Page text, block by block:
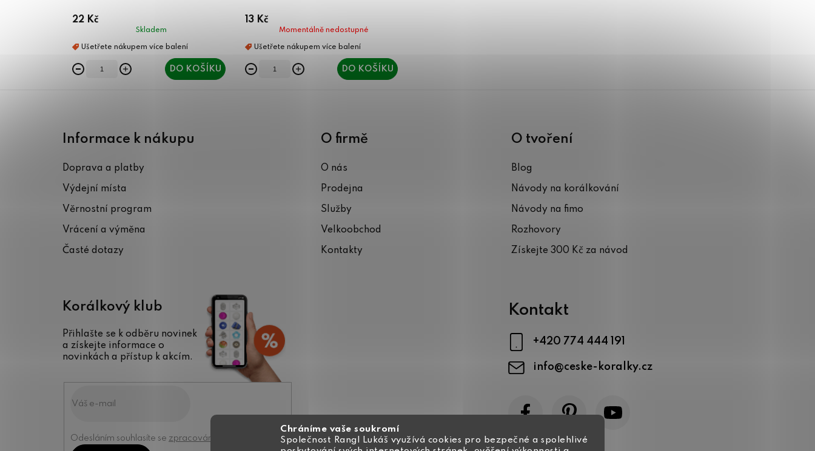
Chráníme vaše soukromí
Společnost Rangl Lukáš využívá cookies pro bezpečné a spolehlivé
22 Kč
Skladem
DO KOŠÍKU
13 Kč
Momentálně nedostupné
DO KOŠÍKU
Informace k nákupu
Doprava a platby
Výdejní místa
Věrnostní program
Vrácení a výměna
Časté dotazy
O firmě
O nás
Prodejna
Služby
Velkoobchod
Kontakty
O tvoření
Blog
Návody na korálkování
Návody na fimo
Rozhovory
Získejte 300 Kč za návod
Korálkový klub
Přihlašte se k odběru novinek
a získejte informace o
novinkách a přístup k akcím.
Odesláním souhlasíte se zpracováním osobních údajů
Kontakt
info@ceske-koralky.cz
+420 774 444 191